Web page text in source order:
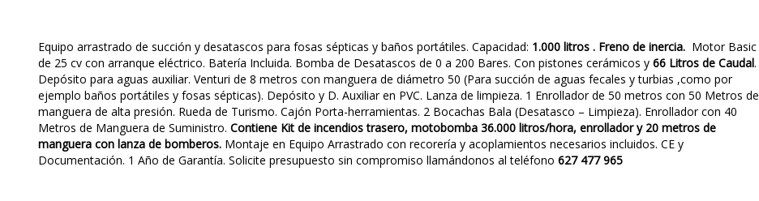
Equipo arrastrado de succión y desatascos para fosas sépticas y baños portátiles. Capacidad: 1.000 litros . Freno de inercia. Motor Basic
de 25 cv con arranque eléctrico. Batería Incluida. Bomba de Desatascos de 0 a 200 Bares. Con pistones cerámicos y 66 Litros de Caudal.
Depósito para aguas auxiliar. Venturi de 8 metros con manguera de diámetro 50 (Para succión de aguas fecales y turbias ,como por
ejemplo baños portátiles y fosas sépticas). Depósito y D. Auxiliar en PVC. Lanza de limpieza. 1 Enrollador de 50 metros con 50 Metros de
manguera de alta presión. Rueda de Turismo. Cajón Porta-herramientas. 2 Bocachas Bala (Desatasco – Limpieza). Enrollador con 40
Metros de Manguera de Suministro. Contiene Kit de incendios trasero, motobomba 36.000 litros/hora, enrollador y 20 metros de
manguera con lanza de bomberos. Montaje en Equipo Arrastrado con recorería y acoplamientos necesarios incluidos. CE y
Documentación. 1 Año de Garantía. Solicite presupuesto sin compromiso llamándonos al teléfono 627 477 965